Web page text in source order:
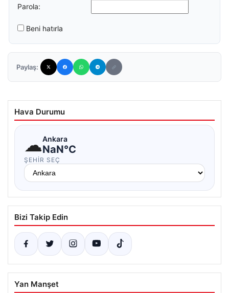
Parola:
Beni hatırla
Paylaş:
Hava Durumu
☁Ankara
NaN°C
ŞEHIR SEÇ
Bizi Takip Edin
Yan Manşet